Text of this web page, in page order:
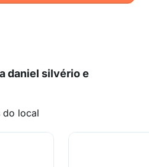
daniel silvério e
do local